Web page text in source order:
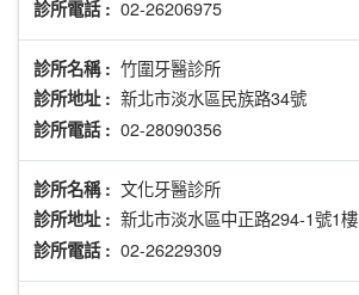
診所電話 : 02-26206975
診所名稱 : 竹圍牙醫診所
診所地址 : 新北市淡水區民族路34號
診所電話 : 02-28090356
診所名稱 : 文化牙醫診所
診所地址 : 新北市淡水區中正路294-1號1樓
診所電話 : 02-26229309